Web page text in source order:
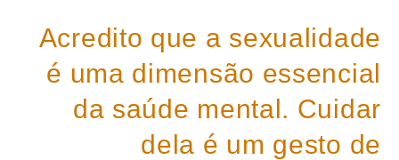
Acredito que a sexualidade
é uma dimensão essencial
da saúde mental. Cuidar
dela é um gesto de